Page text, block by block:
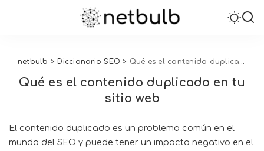
netbulb > Diccionario SEO > Qué es el contenido duplicado en tu sitio web
Qué es el contenido duplicado en tu
sitio web
El contenido duplicado es un problema común en el
mundo del SEO y puede tener un impacto negativo en el